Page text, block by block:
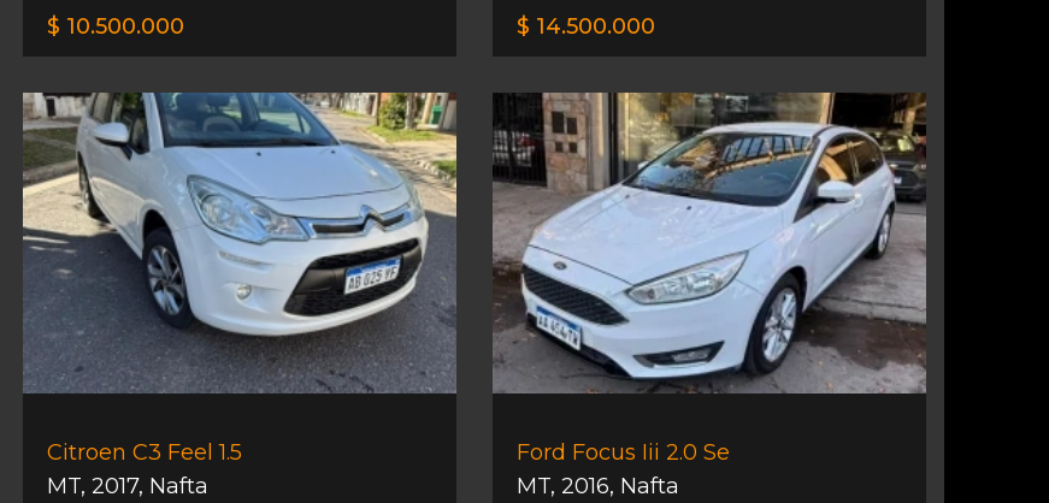
$ 10.500.000 $ 14.500.000
Citroen C3 Feel 1.5
MT, 2017, Nafta
Ford Focus Iii 2.0 Se
MT, 2016, Nafta